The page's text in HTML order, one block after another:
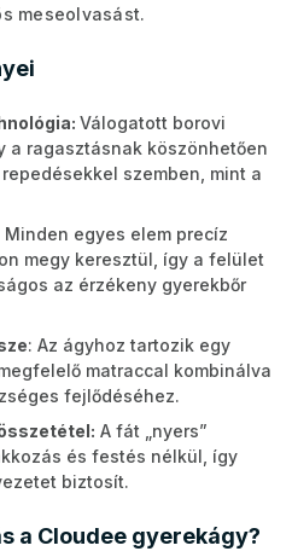
meseolvasást.
Válogatott borovi
a ragasztásnak köszönhetően
szemben, mint a
Minden egyes elem precíz
megy keresztül, így a felület
az érzékeny gyerekbőr
: Az ágyhoz tartozik egy
megfelelő matraccal kombinálva
fejlődéséhez.
A fát „nyers”
és festés nélkül, így
biztosít.
a Cloudee gyerekágy?